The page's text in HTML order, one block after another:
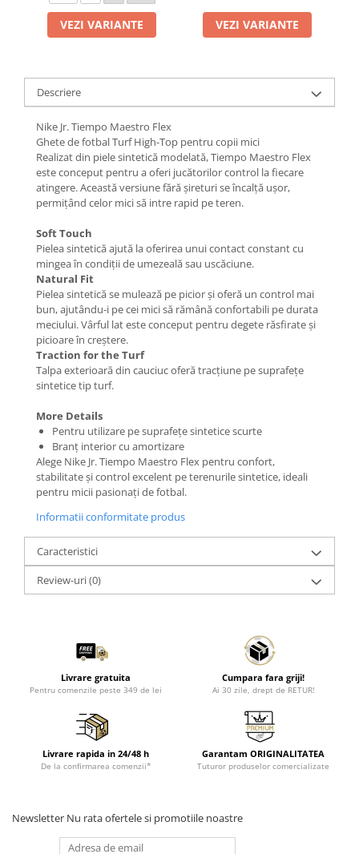
VEZI VARIANTE VEZI VARIANTE
Descriere
Nike Jr. Tiempo Maestro Flex
Ghete de fotbal Turf High-Top pentru copii mici
Realizat din piele sintetică modelată, Tiempo Maestro Flex
este conceput pentru a oferi jucătorilor control la fiecare
atingere. Această versiune fără șireturi se încalță ușor,
permițând celor mici să intre rapid pe teren.
Soft Touch
Pielea sintetică ajută la oferirea unui contact constant cu
mingea în condiții de umezeală sau uscăciune.
Natural Fit
Pielea sintetică se mulează pe picior și oferă un control mai
bun, ajutându-i pe cei mici să rămână confortabili pe durata
meciului. Vârful lat este conceput pentru degete răsfirate și
picioare în creștere.
Traction for the Turf
Talpa exterioară din cauciuc oferă tracțiune pe suprafețe
sintetice tip turf.
More Details
Pentru utilizare pe suprafețe sintetice scurte
Branț interior cu amortizare
Alege Nike Jr. Tiempo Maestro Flex pentru confort,
stabilitate și control excelent pe terenurile sintetice, ideali
pentru micii pasionați de fotbal.
Informatii conformitate produs
Caracteristici
Review-uri(0)
Livrare gratuita
Pentru comenzile peste 349 de lei
Cumpara fara griji!
Ai 30 zile, drept de RETUR!
Livrare rapida in 24/48 h
De la confirmarea comenzii*
Garantam ORIGINALITATEA
Tuturor produselor comercializate
Newsletter Nu rata ofertele si promotiile noastre